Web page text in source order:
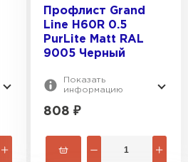
Профлист Grand
Line H60R 0.5
PurLite Matt RAL
9005 Черный
Показать
информацию
808 ₽